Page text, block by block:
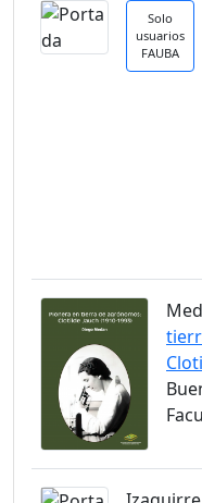
Solo
usuarios
FAUBA